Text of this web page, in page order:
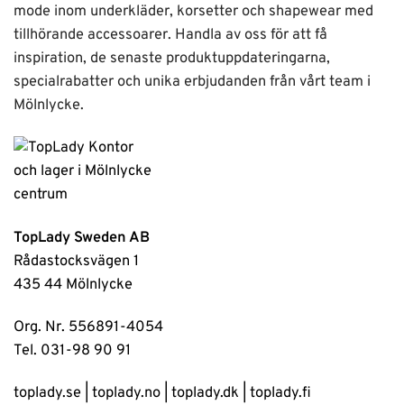
mode inom underkläder, korsetter och shapewear med
tillhörande accessoarer. Handla av oss för att få
inspiration, de senaste produktuppdateringarna,
specialrabatter och unika erbjudanden från vårt team i
Mölnlycke.
TopLady Sweden AB
Rådastocksvägen 1
435 44 Mölnlycke
Org. Nr. 556891-4054
Tel. 031-98 90 91
toplady.se toplady.no toplady.dk toplady.fi